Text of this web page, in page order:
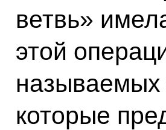
ветвь»
этой
называемых
которые